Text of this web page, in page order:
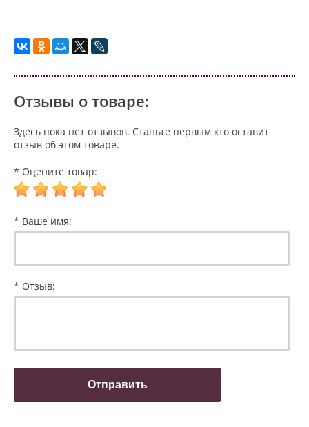
Отзывы о товаре:
Здесь пока нет отзывов. Станьте первым кто оставит
отзыв об этом товаре.
* Оцените товар:
* Ваше имя:
* Отзыв: